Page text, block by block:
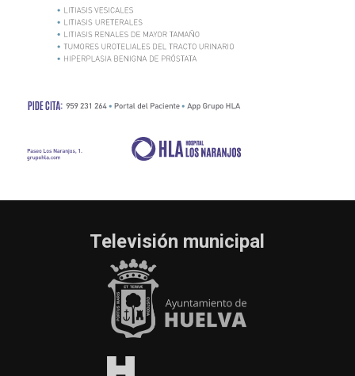
Televisión municipal